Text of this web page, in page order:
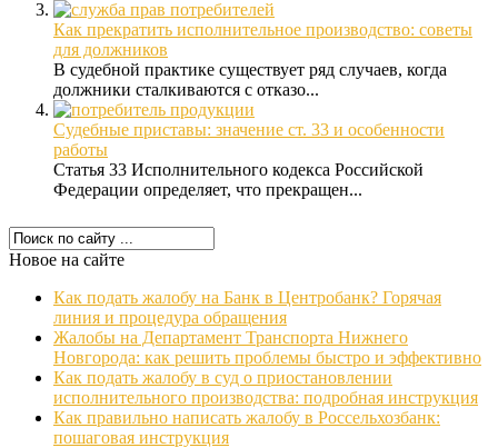
Как прекратить исполнительное производство: советы
для должников
В судебной практике существует ряд случаев, когда
должники сталкиваются с отказо...
Судебные приставы: значение ст. 33 и особенности
работы
Статья 33 Исполнительного кодекса Российской
Федерации определяет, что прекращен...
Новое на сайте
Как подать жалобу на Банк в Центробанк? Горячая
линия и процедура обращения
Жалобы на Департамент Транспорта Нижнего
Новгорода: как решить проблемы быстро и эффективно
Как подать жалобу в суд о приостановлении
исполнительного производства: подробная инструкция
Как правильно написать жалобу в Россельхозбанк:
пошаговая инструкция